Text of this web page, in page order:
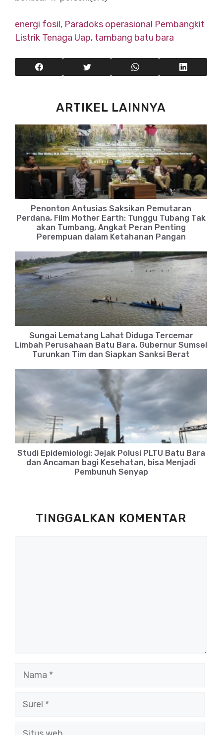
energi fosil, Paradoks operasional Pembangkit
Listrik Tenaga Uap, tambang batu bara
ARTIKEL LAINNYA
Penonton Antusias Saksikan Pemutaran
Perdana, Film Mother Earth: Tunggu Tubang Tak
akan Tumbang, Angkat Peran Penting
Perempuan dalam Ketahanan Pangan
Sungai Lematang Lahat Diduga Tercemar
Limbah Perusahaan Batu Bara, Gubernur Sumsel
Turunkan Tim dan Siapkan Sanksi Berat
Studi Epidemiologi: Jejak Polusi PLTU Batu Bara
dan Ancaman bagi Kesehatan, bisa Menjadi
Pembunuh Senyap
TINGGALKAN KOMENTAR
Nama
Surel
Situs